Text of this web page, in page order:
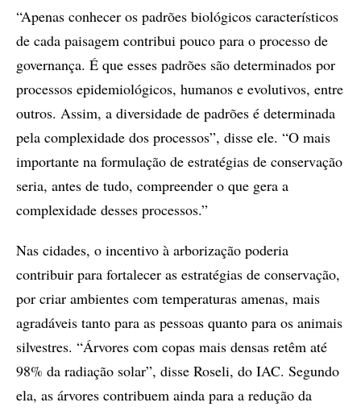
“Apenas conhecer os padrões biológicos característicos
de cada paisagem contribui pouco para o processo de
governança. É que esses padrões são determinados por
processos epidemiológicos, humanos e evolutivos, entre
outros. Assim, a diversidade de padrões é determinada
pela complexidade dos processos”, disse ele. “O mais
importante na formulação de estratégias de conservação
seria, antes de tudo, compreender o que gera a
complexidade desses processos.”
Nas cidades, o incentivo à arborização poderia
contribuir para fortalecer as estratégias de conservação,
por criar ambientes com temperaturas amenas, mais
agradáveis tanto para as pessoas quanto para os animais
silvestres. “Árvores com copas mais densas retêm até
98% da radiação solar”, disse Roseli, do IAC. Segundo
ela, as árvores contribuem ainda para a redução da